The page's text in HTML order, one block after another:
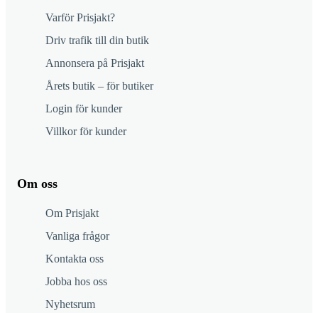
Varför Prisjakt?
Driv trafik till din butik
Annonsera på Prisjakt
Årets butik – för butiker
Login för kunder
Villkor för kunder
Om oss
Om Prisjakt
Vanliga frågor
Kontakta oss
Jobba hos oss
Nyhetsrum